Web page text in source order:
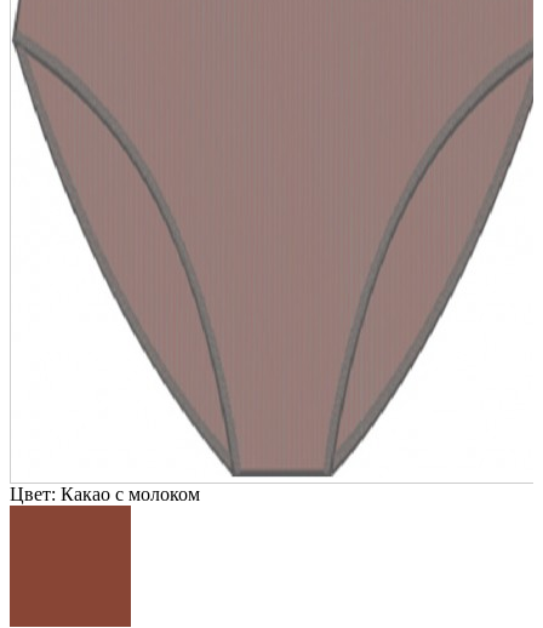
Цвет: Какао с молоком